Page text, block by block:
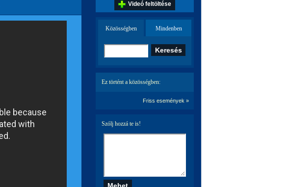
Videó feltöltése
Közösségben Mindenben
Ez történt a közösségben:
Friss események »
Szólj hozzá te is!